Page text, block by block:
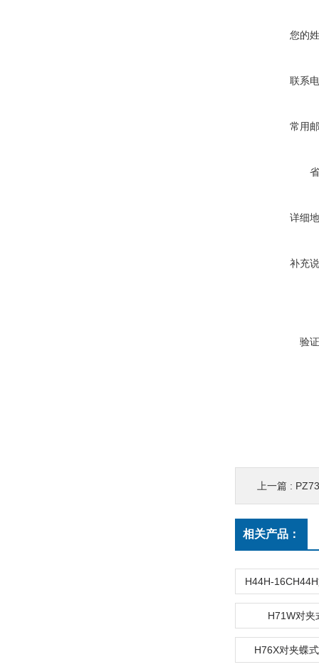
您的
联系
常用
详细
补充
验
上一篇 :
相关产品：
H44H-
H71W对夹
H76X对夹蝶